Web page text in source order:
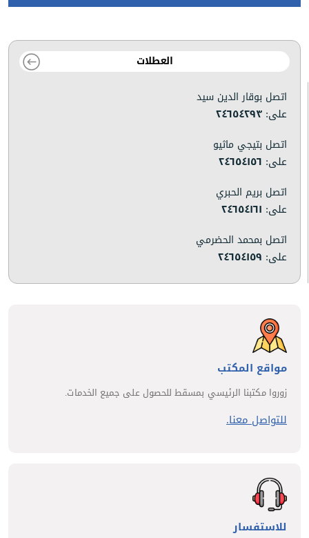
العطلات
اتصل بوقار الدين سيد
على: ٢٤٦٥٤٢٩٣
اتصل بتيجي ماثيو
على: ٢٤٦٥٤١٥٦
اتصل بريم الحبري
على: ٢٤٦٥٤١٦١
اتصل بمحمد الحضرمي
على: ٢٤٦٥٤١٥٩
مواقع المكتب
زوروا مكتبنا الرئيسي بمسقط للحصول على جميع الخدمات.
للتواصل معنا.
للاستفسار